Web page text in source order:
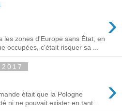
›
les zones d'Europe sans État, en
occupées, c'était risquer sa ...
›
était que la Pologne
ni ne pouvait exister en tant...